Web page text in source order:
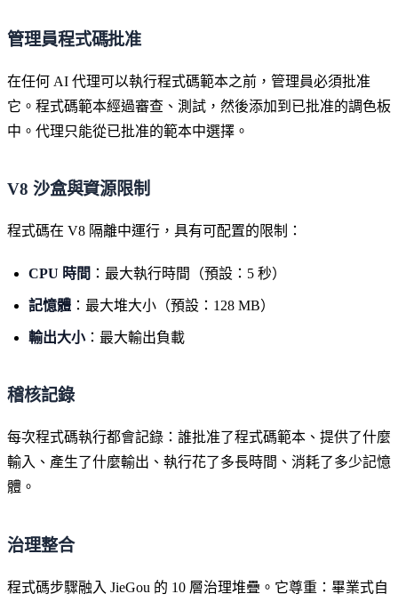
管理員程式碼批准
在任何 AI 代理可以執行程式碼範本之前，管理員必須批准
它。程式碼範本經過審查、測試，然後添加到已批准的調色板
中。代理只能從已批准的範本中選擇。
V8 沙盒與資源限制
程式碼在 V8 隔離中運行，具有可配置的限制：
CPU 時間 ：最大執行時間（預設：5 秒）
記憶體 ：最大堆大小（預設：128 MB）
輸出大小：最大輸出負載
稽核記錄
每次程式碼執行都會記錄：誰批准了程式碼範本、提供了什麼
輸入、產生了什麼輸出、執行花了多長時間、消耗了多少記憶
體。
治理整合
程式碼步驟融入 JieGou 的 10 層治理堆疊。它尊重：畢業式自